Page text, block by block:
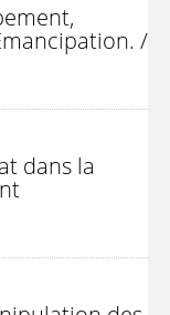
/
dans la